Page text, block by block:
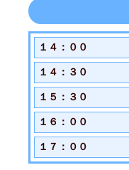
１４：００
１４：３０
１５：３０
１６：００
１７：００